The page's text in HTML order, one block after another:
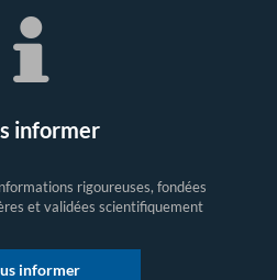
informer
rigoureuses, fondées
et validées scientifiquement
informer